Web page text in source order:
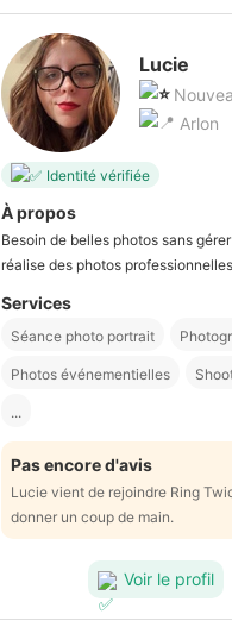
Lucie
Arlon
Identité vérifiée
À propos
Besoin de belles photos sans
réalise des photos
Services
Séance photo portrait
Photos événementielles
...
Pas encore d'avis
Lucie vient de rejoindre Ring
donner un coup de main.
Voir le profil